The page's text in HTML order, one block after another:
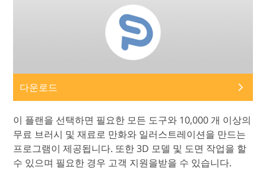
다운로드
이 플랜을 선택하면 필요한 모든 도구와 10,000 개 이상의
무료 브러시 및 재료로 만화와 일러스트레이션을 만드는
프로그램이 제공됩니다. 또한 3D 모델 및 도면 작업을 할
수 있으며 필요한 경우 고객 지원을받을 수 있습니다.